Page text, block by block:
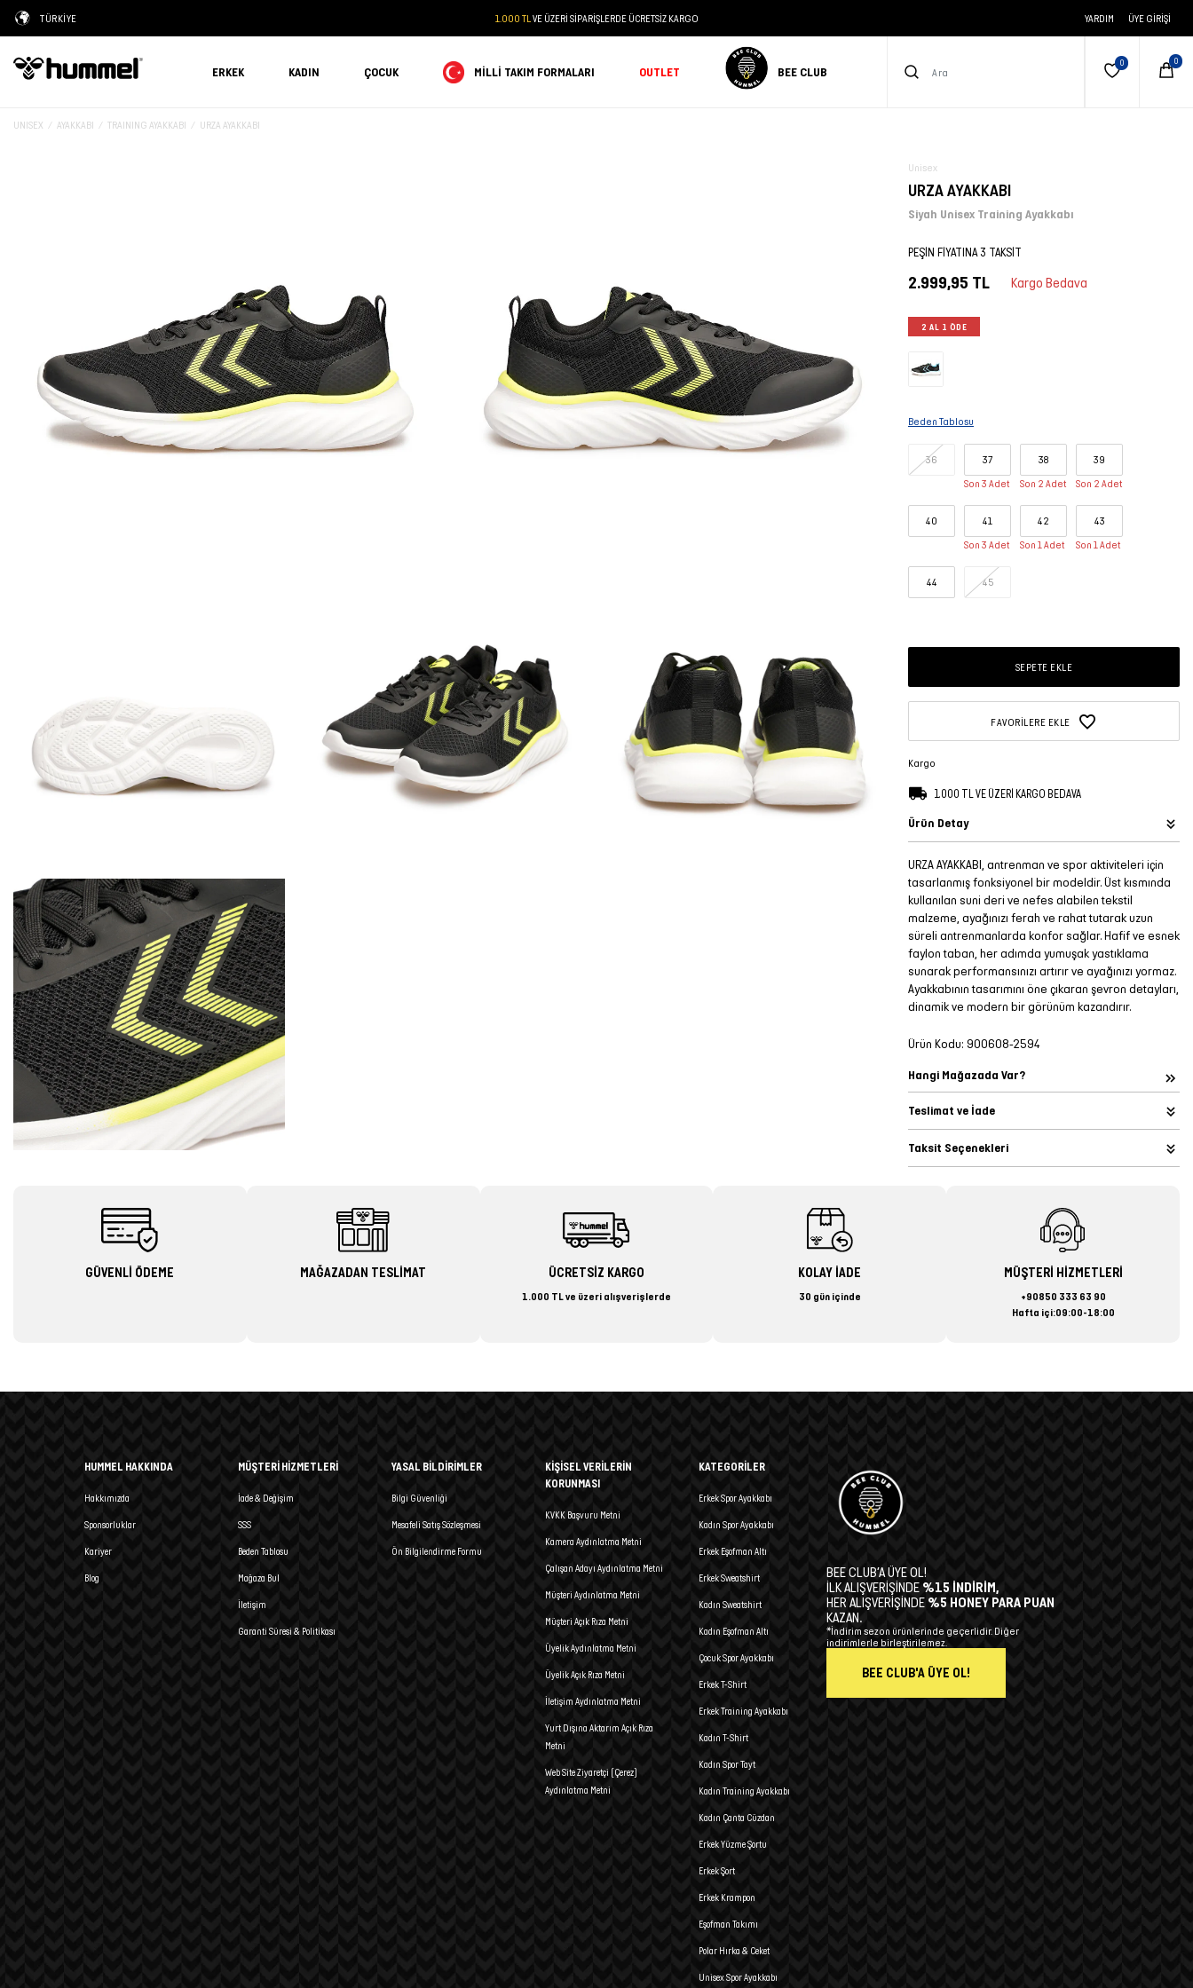
TÜRKİYE 1.000 TL VE ÜZERİ SİPARİŞLERDE ÜCRETSİZ KARGO YARDIM ÜYE GIRIŞI
ERKEK KADIN ÇOCUK MILLI TAKIM FORMALARI OUTLET BEE CLUB
UNISEX AYAKKABI TRAINING AYAKKABI URZA AYAKKABI
Unisex
URZA AYAKKABI
Siyah Unisex Training Ayakkabı
PEŞİN FİYATINA 3 TAKSİT
2.999,95 TL Kargo Bedava
2 AL 1 ÖDE
Beden Tablosu
36 37
Son 3 Adet
38
Son 2 Adet
39
Son 2 Adet
40 41
Son 3 Adet
42
Son 1 Adet
43
Son 1 Adet
44 45
SEPETE EKLE
FAVORILERE EKLE
Kargo
1.000 TL VE ÜZERİ KARGO BEDAVA
Ürün Detay
URZA AYAKKABI, antrenman ve spor aktiviteleri için
tasarlanmış fonksiyonel bir modeldir. Üst kısmında
kullanılan suni deri ve nefes alabilen tekstil
malzeme, ayağınızı ferah ve rahat tutarak uzun
süreli antrenmanlarda konfor sağlar. Hafif ve esnek
faylon taban, her adımda yumuşak yastıklama
sunarak performansınızı artırır ve ayağınızı yormaz.
Ayakkabının tasarımını öne çıkaran şevron detayları,
dinamik ve modern bir görünüm kazandırır.
Ürün Kodu: 900608-2594
Hangi Mağazada Var?
Teslimat ve İade
Taksit Seçenekleri
GÜVENLİ ÖDEME MAĞAZADAN TESLİMAT ÜCRETSİZ KARGO
1.000 TL ve üzeri alışverişlerde
KOLAY İADE
30 gün içinde
MÜŞTERİ HİZMETLERİ
+90850 333 63 90
Hafta içi:09:00-18:00
HUMMEL HAKKINDA
Hakkımızda
Sponsorluklar
Kariyer
Blog
MÜŞTERİ HİZMETLERİ
İade & Değişim
SSS
Beden Tablosu
Mağaza Bul
İletişim
Garanti Süresi & Politikası
YASAL BİLDİRİMLER
Bilgi Güvenliği
Mesafeli Satış Sözleşmesi
Ön Bilgilendirme Formu
KİŞİSEL VERİLERİN
KORUNMASI
KVKK Başvuru Metni
Kamera Aydınlatma Metni
Çalışan Adayı Aydınlatma Metni
Müşteri Aydınlatma Metni
Müşteri Açık Rıza Metni
Üyelik Aydınlatma Metni
Üyelik Açık Rıza Metni
İletişim Aydınlatma Metni
Yurt Dışına Aktarım Açık Rıza
Metni
Web Site Ziyaretçi (Çerez)
Aydınlatma Metni
KATEGORİLER
Erkek Spor Ayakkabı
Kadın Spor Ayakkabı
Erkek Eşofman Altı
Erkek Sweatshirt
Kadın Sweatshirt
Kadın Eşofman Altı
Çocuk Spor Ayakkabı
Erkek T-Shirt
Erkek Training Ayakkabı
Kadın T-Shirt
Kadın Spor Tayt
Kadın Training Ayakkabı
Kadın Çanta Cüzdan
Erkek Yüzme Şortu
Erkek Şort
Erkek Krampon
Eşofman Takımı
Polar Hırka & Ceket
Unisex Spor Ayakkabı
BEE CLUB’A ÜYE OL!
İLK ALIŞVERİŞİNDE %15 İNDİRİM,
HER ALIŞVERİŞİNDE %5 HONEY PARA PUAN
KAZAN.
*İndirim sezon ürünlerinde geçerlidir. Diğer
indirimlerle birleştirilemez.
BEE CLUB'A ÜYE OL!